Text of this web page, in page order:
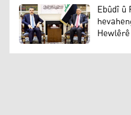
Ebûdî û